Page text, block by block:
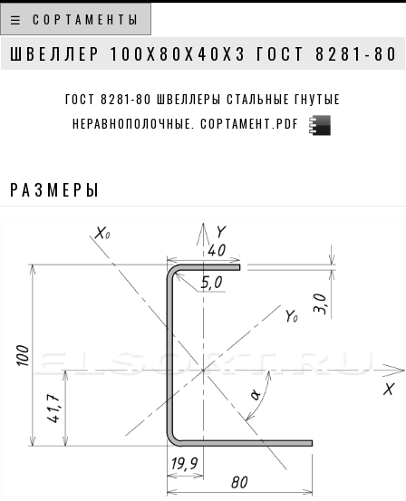
☰ СОРТАМЕНТЫ
ШВЕЛЛЕР 100Х80Х40Х3 ГОСТ 8281-80
ГОСТ 8281-80 ШВЕЛЛЕРЫ СТАЛЬНЫЕ ГНУТЫЕ
НЕРАВНОПОЛОЧНЫЕ. СОРТАМЕНТ.PDF
РАЗМЕРЫ